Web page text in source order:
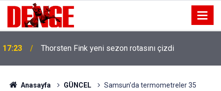
17:23 Thorsten Fink yeni sezon rotasını çizdi
Anasayfa GÜNCEL
Samsun'da termometreler 35